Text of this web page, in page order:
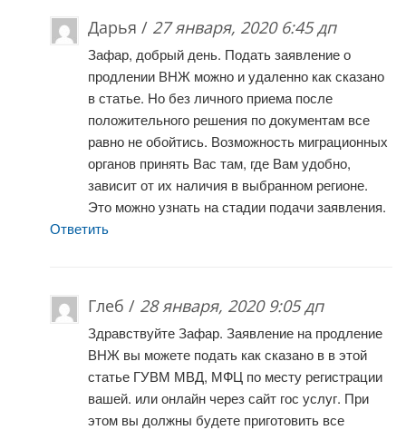
Дарья / 27 января, 2020 6:45 дп
Зафар, добрый день. Подать заявление о
продлении ВНЖ можно и удаленно как сказано
в статье. Но без личного приема после
положительного решения по документам все
равно не обойтись. Возможность миграционных
органов принять Вас там, где Вам удобно,
зависит от их наличия в выбранном регионе.
Это можно узнать на стадии подачи заявления.
Ответить
Глеб / 28 января, 2020 9:05 дп
Здравствуйте Зафар. Заявление на продление
ВНЖ вы можете подать как сказано в в этой
статье ГУВМ МВД, МФЦ по месту регистрации
вашей. или онлайн через сайт гос услуг. При
этом вы должны будете приготовить все